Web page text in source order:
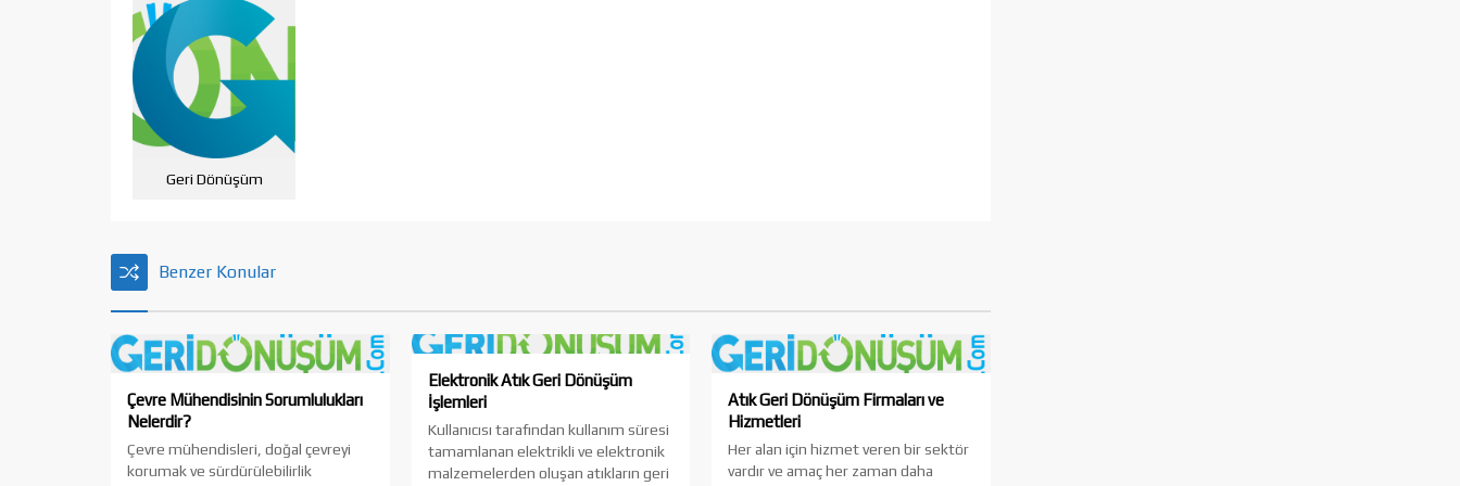
Geri Dönüşüm
Benzer Konular
Çevre Mühendisinin Sorumlulukları
Nelerdir?
Çevre mühendisleri, doğal çevreyi
korumak ve sürdürülebilirlik
Elektronik Atık Geri Dönüşüm
İşlemleri
Kullanıcısı tarafından kullanım süresi
tamamlanan elektrikli ve elektronik
malzemelerden oluşan atıkların geri
Atık Geri Dönüşüm Firmaları ve
Hizmetleri
Her alan için hizmet veren bir sektör
vardır ve amaç her zaman daha